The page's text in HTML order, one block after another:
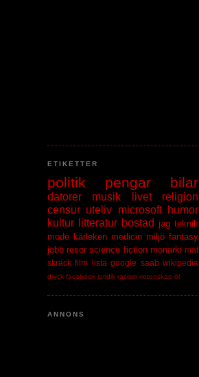
ETIKETTER
politik pengar bilar
datorer musik livet
religion
censur uteliv microsoft
humor
kultur
litteratur bostad jag teknik
mode kärleken medicin miljö fantasy
jobb resor science fiction monarki mat
skräck film lista google saab wikipedia
dryck facebook juridik rasism vetenskap öl
ANNONS